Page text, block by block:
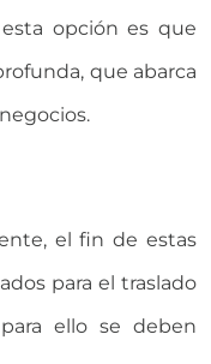
opción es que
que abarca
el fin de estas
para el traslado
ello se deben